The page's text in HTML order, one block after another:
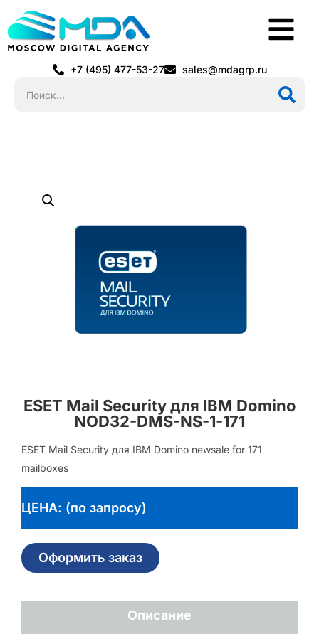
+7 (495) 477-53-27 sales@mdagrp.ru
ESET Mail Security для IBM Domino
NOD32-DMS-NS-1-171
ESET Mail Security для IBM Domino newsale for 171
mailboxes
ЦЕНА: (по запросу)
Оформить заказ
Описание